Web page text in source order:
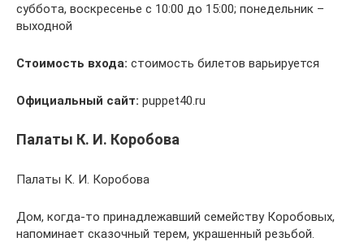
суббота, воскресенье с 10:00 до 15:00; понедельник –
выходной
Стоимость входа: стоимость билетов варьируется
Официальный сайт: puppet40.ru
Палаты К. И. Коробова
Палаты К. И. Коробова
Дом, когда-то принадлежавший семейству Коробовых,
напоминает сказочный терем, украшенный резьбой.